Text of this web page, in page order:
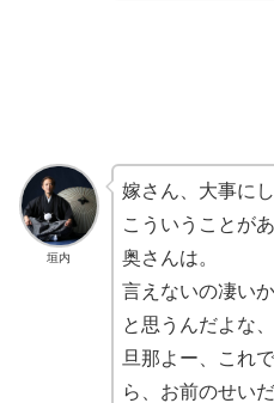
垣内
嫁さん、大事にし
こういうことが
奥さんは。
言えないの凄い
と思うんだよな
旦那よー、これ
ら、お前のせいだ